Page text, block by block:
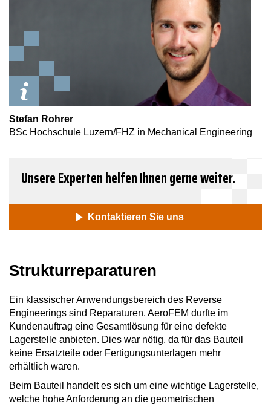
Stefan Rohrer
BSc Hochschule Luzern/FHZ in Mechanical Engineering
Unsere Experten helfen Ihnen gerne weiter.
Kontaktieren Sie uns
​Strukturreparaturen
Ein klassischer Anwendungsbereich des Reverse
Engineerings sind Reparaturen. AeroFEM durfte im
Kundenauftrag eine Gesamtlösung für eine defekte
Lagerstelle anbieten. Dies war nötig, da für das Bauteil
keine Ersatzteile oder Fertigungsunterlagen mehr
erhältlich waren.
Beim Bauteil handelt es sich um eine wichtige Lagerstelle,
welche hohe Anforderung an die geometrischen